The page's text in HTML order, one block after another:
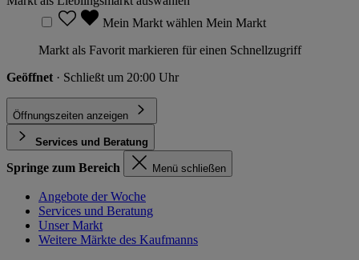
Mein Markt wählen Mein Markt
Markt als Favorit markieren für einen Schnellzugriff
Geöffnet · Schließt um 20:00 Uhr
Öffnungszeiten anzeigen
Services und Beratung
Springe zum Bereich Menü schließen
Angebote der Woche
Services und Beratung
Unser Markt
Weitere Märkte des Kaufmanns